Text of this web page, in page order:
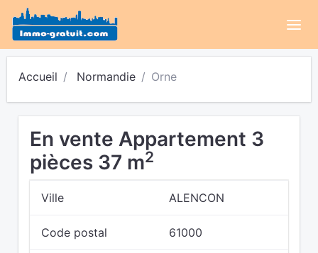
Accueil Normandie Orne
En vente Appartement 3
pièces 37 m2
Ville ALENCON
Code postal 61000